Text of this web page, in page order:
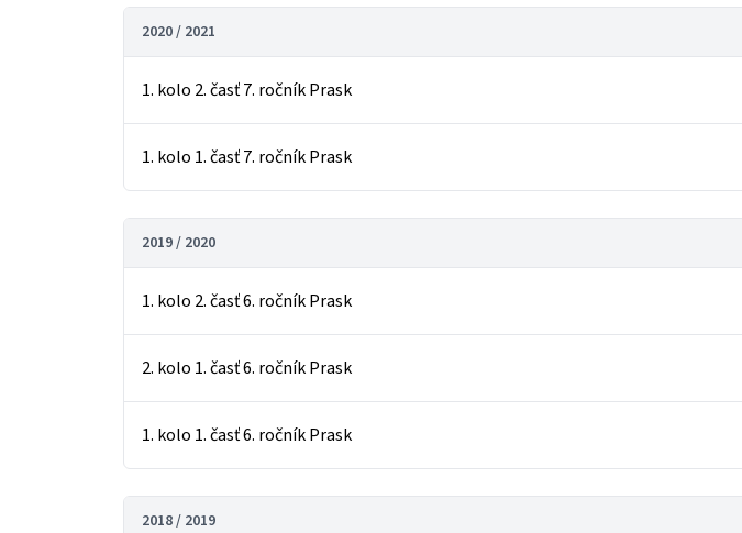
2020 / 2021
1. kolo 2. časť 7. ročník Prask
1. kolo 1. časť 7. ročník Prask
2019 / 2020
1. kolo 2. časť 6. ročník Prask
2. kolo 1. časť 6. ročník Prask
1. kolo 1. časť 6. ročník Prask
2018 / 2019